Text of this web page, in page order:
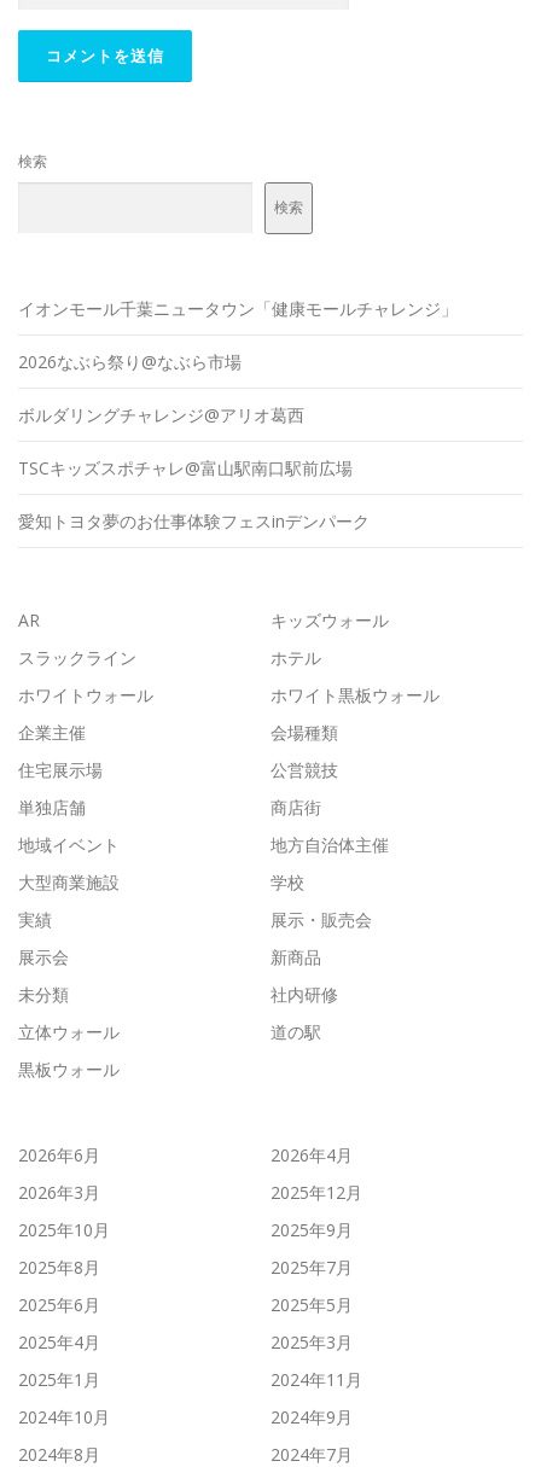
検索
検索
イオンモール千葉ニュータウン「健康モールチャレンジ」
2026なぶら祭り@なぶら市場
ボルダリングチャレンジ@アリオ葛西
TSCキッズスポチャレ@富山駅南口駅前広場
愛知トヨタ夢のお仕事体験フェスinデンパーク
AR
キッズウォール
スラックライン
ホテル
ホワイトウォール
ホワイト黒板ウォール
企業主催
会場種類
住宅展示場
公営競技
単独店舗
商店街
地域イベント
地方自治体主催
大型商業施設
学校
実績
展示・販売会
展示会
新商品
未分類
社内研修
立体ウォール
道の駅
黒板ウォール
2026年6月
2026年4月
2026年3月
2025年12月
2025年10月
2025年9月
2025年8月
2025年7月
2025年6月
2025年5月
2025年4月
2025年3月
2025年1月
2024年11月
2024年10月
2024年9月
2024年8月
2024年7月